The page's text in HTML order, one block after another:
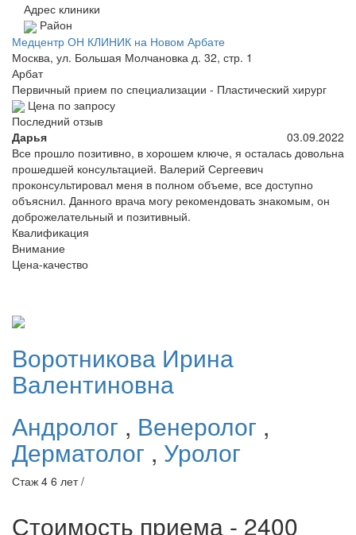
Адрес клиники
Район
Медцентр ОН КЛИНИК на Новом Арбате
Москва, ул. Большая Молчановка д. 32, стр. 1
Арбат
Первичный прием по специализации - Пластический хирург
Цена по запросу
Последний отзыв
Дарья
03.09.2022
Все прошло позитивно, в хорошем ключе, я осталась довольна
прошедшей консультацией. Валерий Сергеевич
проконсультировал меня в полном объеме, все доступно
объяснил. Данного врача могу рекомендовать знакомым, он
доброжелательный и позитивный.
Квалификация
Внимание
Цена-качество
Воротникова Ирина
Валентиновна
Андролог , Венеролог ,
Дерматолог , Уролог
Стаж 4 6 лет /
Стоимость приема - 2400